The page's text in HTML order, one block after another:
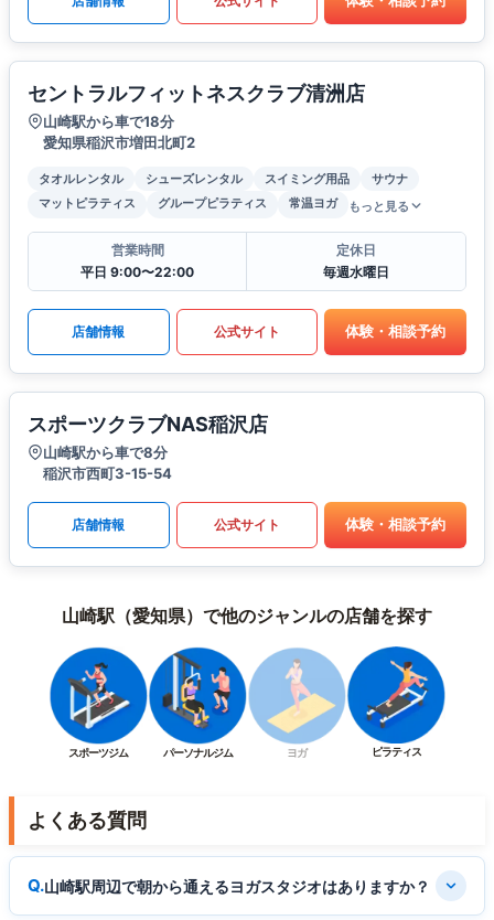
セントラルフィットネスクラブ清洲店
山崎駅から車で18分
愛知県稲沢市増田北町2
タオルレンタル シューズレンタル スイミング用品
サウナ
マットピラティス
グループピラティス 常温ヨガ もっと見る
営業時間
平日 9:00〜22:00
定休日
毎週水曜日
店舗情報 公式サイト 体験・相談予約
スポーツクラブNAS稲沢店
山崎駅から車で8分
稲沢市西町3-15-54
店舗情報 公式サイト 体験・相談予約
山崎駅（愛知県）で他のジャンルの店舗を探す
スポーツジム パーソナルジム ヨガ ピラティス
よくある質問
山崎駅周辺で朝から通えるヨガスタジオはありますか？